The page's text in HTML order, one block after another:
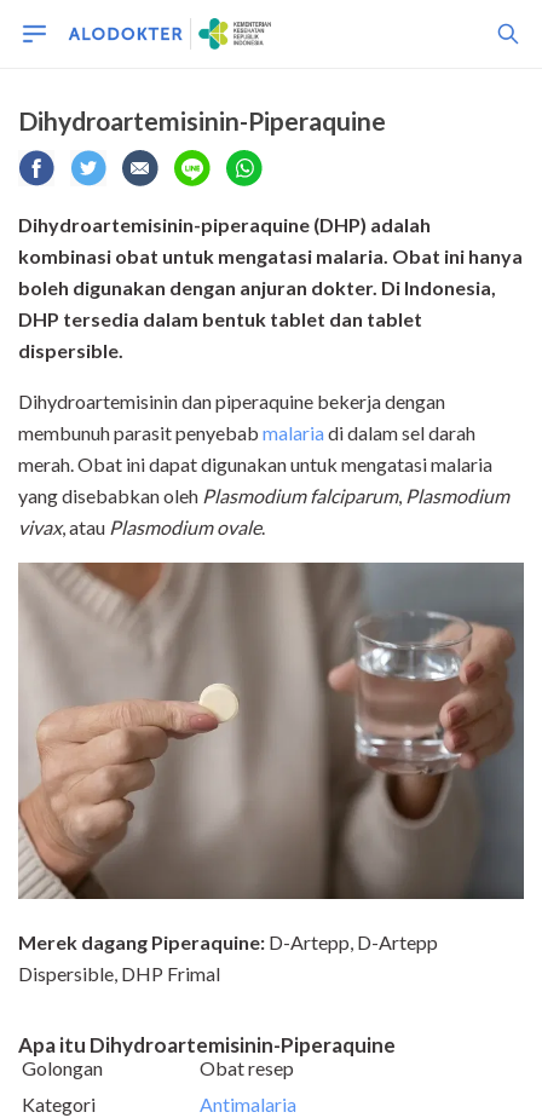
Dihydroartemisinin-Piperaquine
Dihydroartemisinin-piperaquine (DHP) adalah
kombinasi obat untuk mengatasi malaria. Obat ini hanya
boleh digunakan dengan anjuran dokter. Di Indonesia,
DHP tersedia dalam bentuk tablet dan tablet
dispersible.
Dihydroartemisinin dan piperaquine bekerja dengan
membunuh parasit penyebab malariadi dalam sel darah
merah. Obat ini dapat digunakan untuk mengatasi malaria
yang disebabkan oleh Plasmodium falciparum, Plasmodium
vivax, atau Plasmodium ovale.
Merek dagang Piperaquine: D-Artepp, D-Artepp
Dispersible, DHP Frimal
Apa itu Dihydroartemisinin-Piperaquine
Golongan
Obat resep
Kategori
Antimalaria